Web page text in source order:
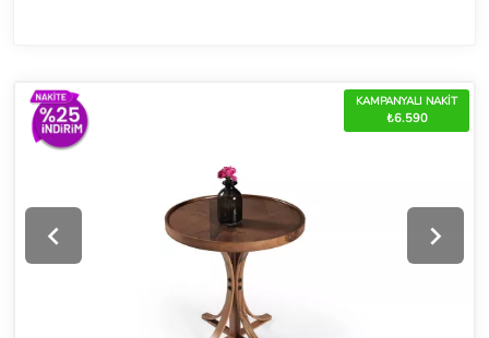
KAMPANYALI NAKİT
₺6.590